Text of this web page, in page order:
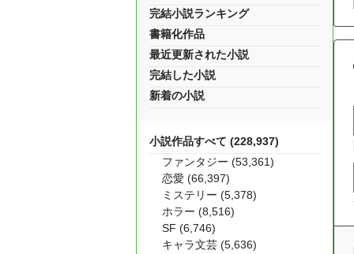
完結小説ランキング
書籍化作品
最近更新された小説
完結した小説
新着の小説
小説作品すべて (228,937)
ファンタジー (53,361)
恋愛 (66,397)
ミステリー (5,378)
ホラー (8,516)
SF (6,746)
キャラ文芸 (5,636)